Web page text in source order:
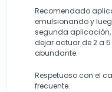
Recomendado
emulsionando y
segunda
dejar actuar de 2 a
abundante.
Respetuoso con el
frecuente.